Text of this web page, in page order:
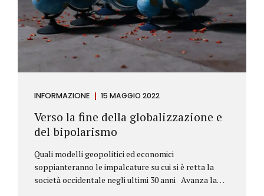
INFORMAZIONE 15 MAGGIO 2022
Verso la fine della globalizzazione e
del bipolarismo
Quali modelli geopolitici ed economici
soppianteranno le impalcature su cui si è retta la
società occidentale negli ultimi 30 anni Avanza la